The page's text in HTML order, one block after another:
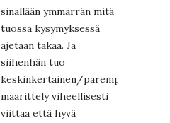
sinällään ymmärrän mitä
tuossa kysymyksessä
ajetaan takaa. Ja
siihenhän tuo
keskinkertainen/parempi
määrittely viheellisesti
viittaa että hyvä